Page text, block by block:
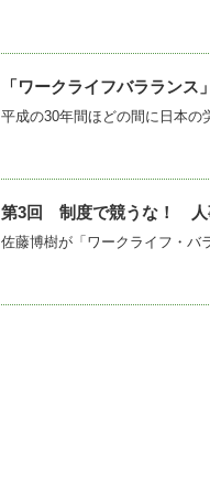
「ワークライフバラランス」
第3回 制度で競うな！ 人
佐藤博樹が「ワークライフ・バ